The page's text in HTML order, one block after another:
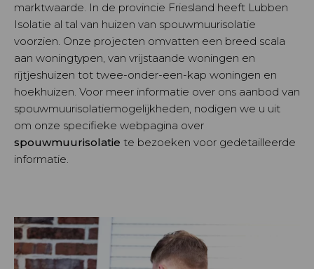
marktwaarde. In de provincie Friesland heeft Lubben
Isolatie al tal van huizen van spouwmuurisolatie
voorzien. Onze projecten omvatten een breed scala
aan woningtypen, van vrijstaande woningen en
rijtjeshuizen tot twee-onder-een-kap woningen en
hoekhuizen. Voor meer informatie over ons aanbod van
spouwmuurisolatiemogelijkheden, nodigen we u uit
om onze specifieke webpagina over
spouwmuurisolatie te bezoeken voor gedetailleerde
informatie.